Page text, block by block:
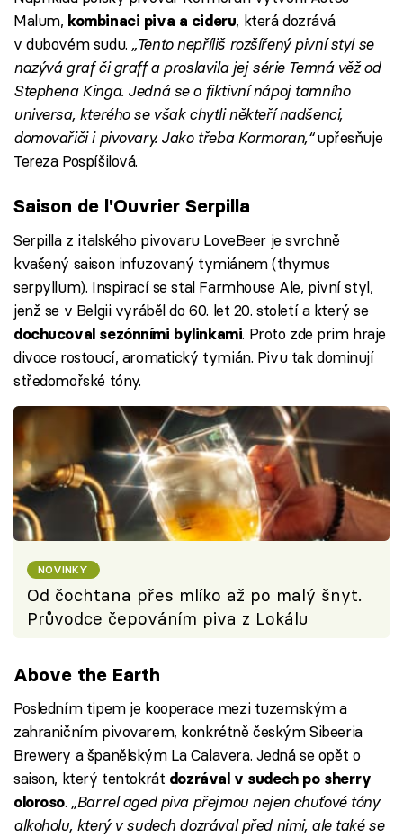
Malum, kombinaci piva a cideru, která dozrává
v dubovém sudu. „Tento nepříliš rozšířený pivní styl se
nazývá graf či graff a proslavila jej série Temná věž od
Stephena Kinga. Jedná se o fiktivní nápoj tamního
universa, kterého se však chytli někteří nadšenci,
domovařiči i pivovary. Jako třeba Kormoran,“upřesňuje
Tereza Pospíšilová.
Saison de l'Ouvrier Serpilla
Serpilla z italského pivovaru LoveBeer je svrchně
kvašený saison infuzovaný tymiánem (thymus
serpyllum). Inspirací se stal Farmhouse Ale, pivní styl,
jenž se v Belgii vyráběl do 60. let 20. století a který se
dochucoval sezónními bylinkami. Proto zde prim hraje
divoce rostoucí, aromatický tymián. Pivu tak dominují
středomořské tóny.
NOVINKY
Od čochtana přes mlíko až po malý šnyt.
Průvodce čepováním piva z Lokálu
Above the Earth
Posledním tipem je kooperace mezi tuzemským a
zahraničním pivovarem, konkrétně českým Sibeeria
Brewery a španělským La Calavera. Jedná se opět o
saison, který tentokrát dozrával v sudech po sherry
oloroso. „Barrel aged piva přejmou nejen chuťové tóny
alkoholu, který v sudech dozrával před nimi, ale také se